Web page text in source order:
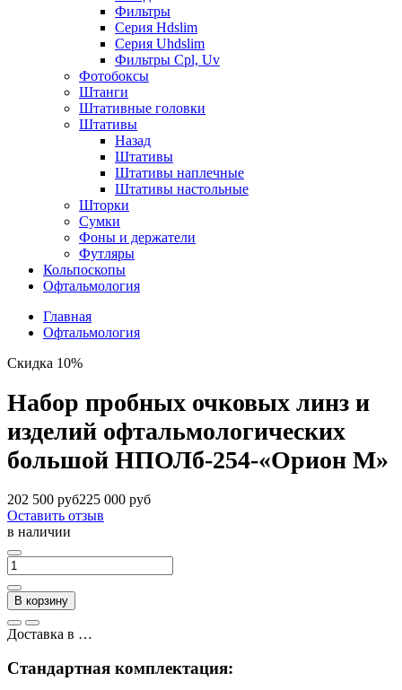
Фильтры
Серия Hdslim
Серия Uhdslim
Фильтры Cpl, Uv
Фотобоксы
Штанги
Штативные головки
Штативы
Назад
Штативы
Штативы наплечные
Штативы настольные
Шторки
Сумки
Фоны и держатели
Футляры
Кольпоскопы
Офтальмология
Главная
Офтальмология
Скидка 10%
Набор пробных очковых линз и
изделий офтальмологических
большой НПОЛб-254-«Орион М»
202 500 руб225 000 руб
Оставить отзыв
в наличии
В корзину
Доставка в …
Стандартная комплектация: